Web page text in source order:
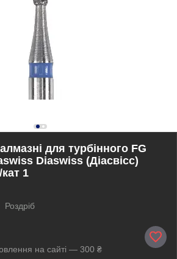
для турбінного FG
Diaswiss (Діасвісс)
1
Роздріб
на сайті — 300 ₴